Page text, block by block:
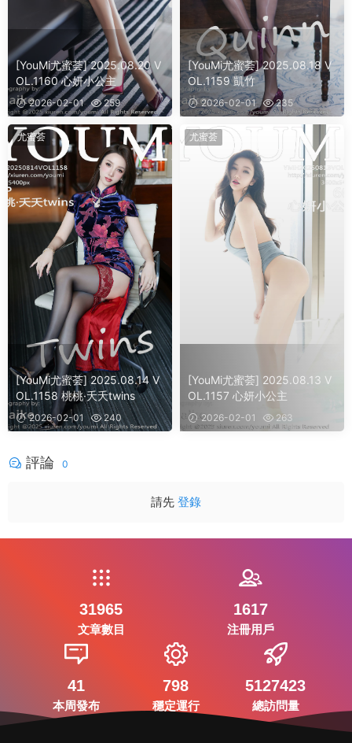
[YouMi尤蜜荟] 2025.08.20 V
OL.1160 心妍小公主
2026-02-01 259
[YouMi尤蜜荟] 2025.08.18 V
OL.1159 凱竹
2026-02-01 235
尤蜜荟
[YouMi尤蜜荟] 2025.08.14 V
OL.1158 桃桃·夭夭twins
2026-02-01 240
尤蜜荟
[YouMi尤蜜荟] 2025.08.13 V
OL.1157 心妍小公主
2026-02-01 263
評論 0
請先 登錄
31965
文章數目
1617
注冊用戶
41
本周發布
798
穩定運行
5127423
總訪問量